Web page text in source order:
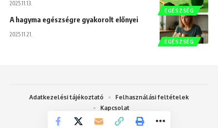
EGÉSZSÉG
2025.11.13.
EGÉSZSÉG
A hagyma egészségre gyakorolt előnyei
2025.11.21.
Womensway 2025 - Hétköznapi témák nőknek
Adatkezelési tájékoztató
Felhasználási feltételek
Kapcsolat